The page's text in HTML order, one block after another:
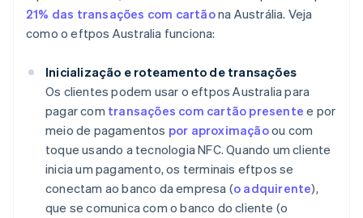
21% das transações com cartãona Austrália. Veja
como o eftpos Australia funciona:
Inicialização e roteamento de transações
Os clientes podem usar o eftpos Australia para
pagar com transações com cartão presente e por
meio de pagamentos por aproximaçãoou com
toque usando a tecnologia NFC. Quando um cliente
inicia um pagamento, os terminais eftpos se
conectam ao banco da empresa (o adquirente),
que se comunica com o banco do cliente (o